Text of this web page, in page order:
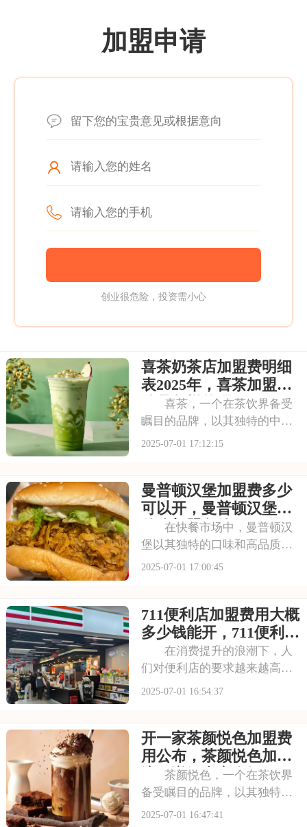
加盟申请
创业很危险，投资需小心
喜茶奶茶店加盟费明细
表2025年，喜茶加盟条
件是怎样的呢
喜茶，一个在茶饮界备受
瞩目的品牌，以其独特的中式
茶饮风格和深厚的文化底蕴，
格和温馨的氛围让人仿佛穿越
时空，感受到浓厚的茶文化。
每一款茶饮都选用上
2025-07-01 17:12:15
曼普顿汉堡加盟费多少
可以开，曼普顿汉堡有
什么加盟条件呀
在快餐市场中，曼普顿汉
堡以其独特的口味和高品质的
产品脱颖而出，成为众多消费
鼻而来，让人垂涎欲滴。每一
款汉堡都选用上等的食材，搭
配新鲜的蔬菜和秘制
2025-07-01 17:00:45
711便利店加盟费用大概
多少钱能开，711便利店
有什么加盟条件要求吗
在消费提升的浪潮下，人
们对便利店的要求越来越高，
不仅追求商品的丰富性，更注
泛的门店网络和丰富的商品种
类，赢得了市场的认可。每一
间711店铺都
2025-07-01 16:54:37
开一家茶颜悦色加盟费
用公布，茶颜悦色加盟
流程详解内容介绍
茶颜悦色，一个在茶饮界
备受瞩目的品牌，以其独特的
中式茶饮风格和深厚的文化底
2025-07-01 16:47:41